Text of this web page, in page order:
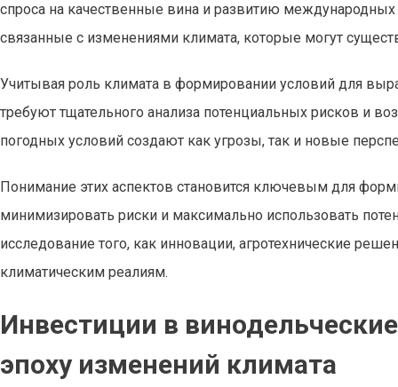
спроса на качественные вина и развитию
связанные с изменениями климата, которые могут
Учитывая роль климата в формировании условий для
требуют тщательного анализа потенциальных рисков и
погодных условий создают как угрозы, так и новые
Понимание этих аспектов становится ключевым для
минимизировать риски и максимально использовать
исследование того, как инновации, агротехнические
климатическим реалиям.
Инвестиции в
эпоху изменений климата